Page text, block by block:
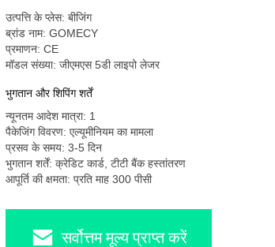
उत्पत्ति के प्लेस: बीजिंग
ब्रांड नाम: GOMECY
प्रमाणन: CE
मॉडल संख्या: जीएमएस 5डी लाइपो लेजर
भुगतान और शिपिंग शर्तें
न्यूनतम आदेश मात्रा: 1
पैकेजिंग विवरण: एल्यूमीनियम का मामला
प्रसव के समय: 3-5 दिन
भुगतान शर्तें: क्रेडिट कार्ड, टीटी बैंक हस्तांतरण
आपूर्ति की क्षमता: प्रति माह 300 पीसी
सर्वोत्तम मूल्य प्राप्त करें